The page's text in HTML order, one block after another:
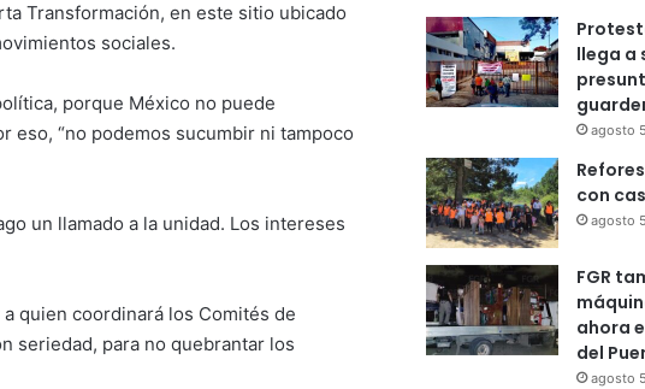
Transformación, en este sitio ubicado
sociales.
porque México no puede
“no podemos sucumbir ni tampoco
un llamado a la unidad. Los intereses
quien coordinará los Comités de
seriedad, para no quebrantar los
llega a
agosto
con
agosto
FGR
ahora
del
agosto